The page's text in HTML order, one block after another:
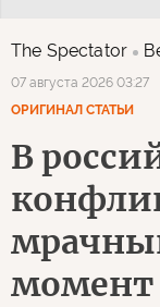
The Spectator
07 августа 2026 03:27
ОРИГИНАЛ СТАТЬИ
В
момент